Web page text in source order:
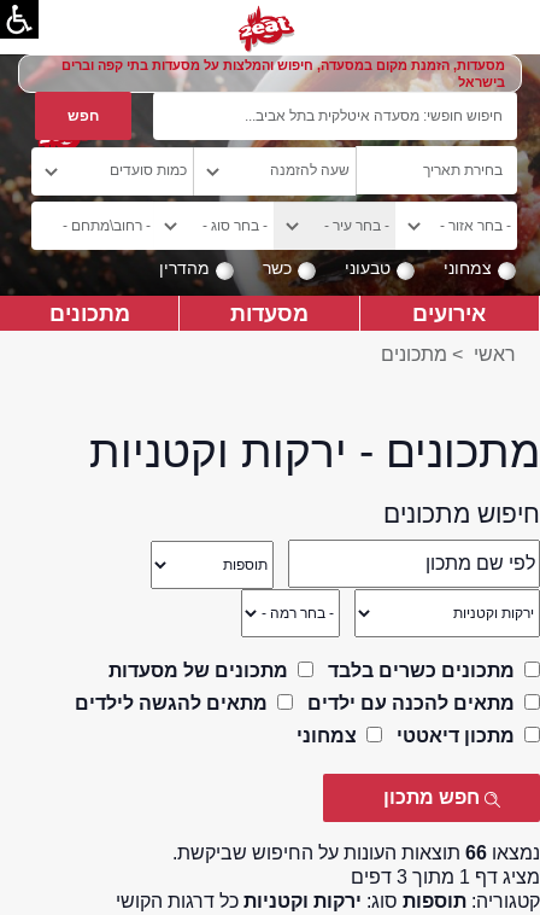
מסעדות, הזמנת מקום במסעדה, חיפוש והמלצות על מסעדות בתי קפה וברים
בישראל
צמחוני טבעוני כשר מהדרין
אירועים מסעדות מתכונים
ראשי > מתכונים
מתכונים - ירקות וקטניות
חיפוש מתכונים
מתכונים כשרים בלבד
מתכונים של מסעדות
מתאים להכנה עם ילדים
מתאים להגשה לילדים
מתכון דיאטטי
צמחוני
נמצאו 66 תוצאות העונות על החיפוש שביקשת.
מציג דף 1 מתוך 3 דפים
קטגוריה: תוספות סוג: ירקות וקטניות כל דרגות הקושי